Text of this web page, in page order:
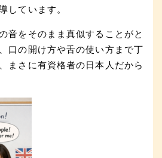
しています。
音をそのまま真似することがと
口の開け方や舌の使い方まで丁
まさに有資格者の日本人だから